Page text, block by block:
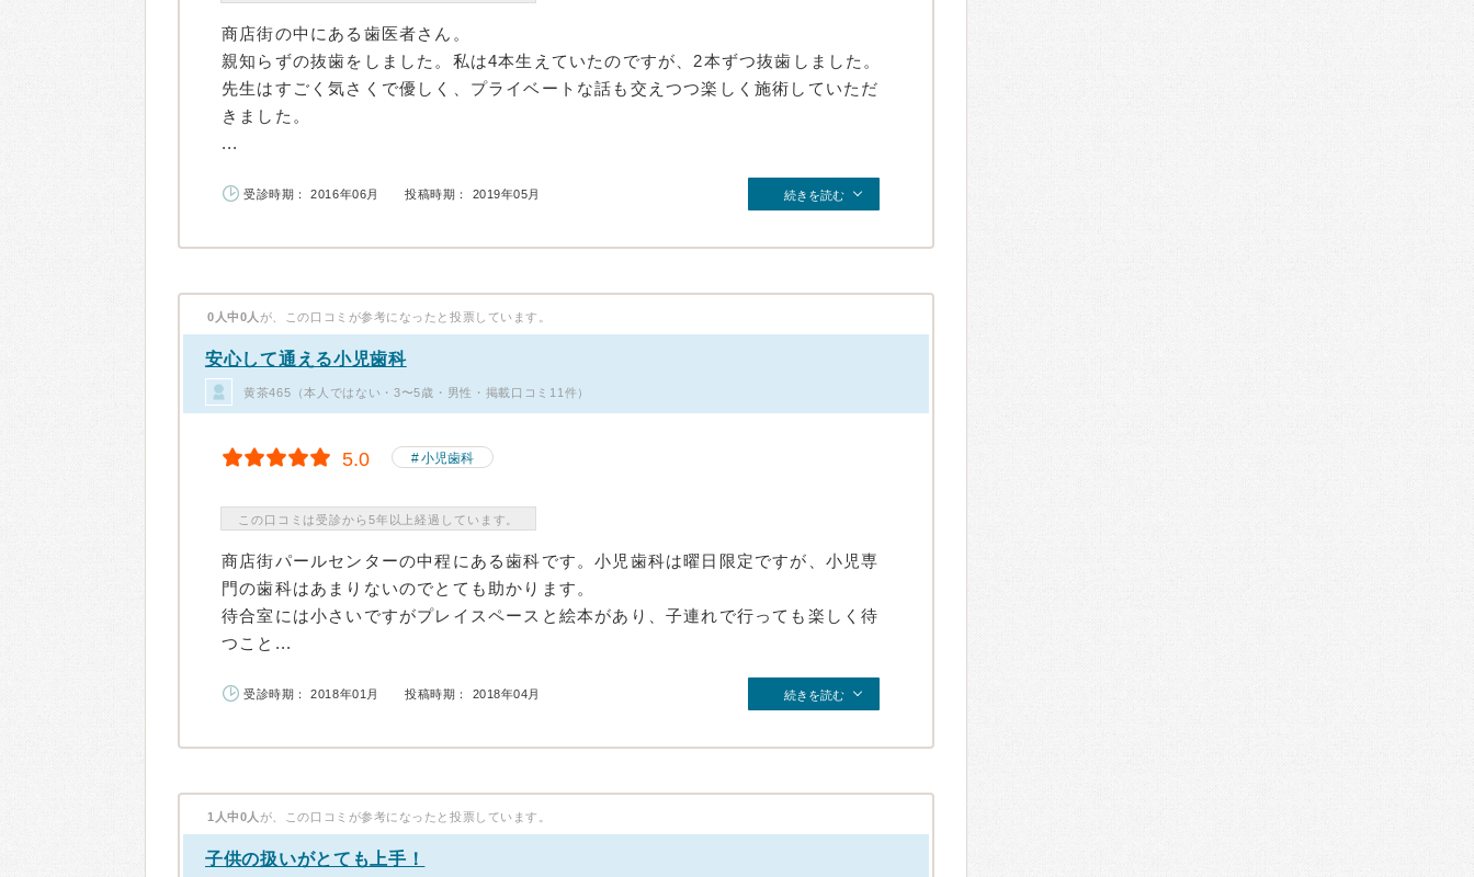
商店街の中にある歯医者さん。
親知らずの抜歯をしました。私は4本生えていたのですが、2本ずつ抜歯しました。
先生はすごく気さくで優しく、プライベートな話も交えつつ楽しく施術していただ
きました。
...
受診時期： 2016年06月 投稿時期： 2019年05月 続きを読む
0人中0人 が、この口コミが参考になったと投票しています。
安心して通える小児歯科
黄茶465（本人ではない・3〜5歳・男性・掲載口コミ11件）
5.0 小児歯科
この口コミは受診から5年以上経過しています。
商店街パールセンターの中程にある歯科です。小児歯科は曜日限定ですが、小児専
門の歯科はあまりないのでとても助かります。
待合室には小さいですがプレイスペースと絵本があり、子連れで行っても楽しく待
つこと...
受診時期： 2018年01月 投稿時期： 2018年04月 続きを読む
1人中0人 が、この口コミが参考になったと投票しています。
子供の扱いがとても上手！